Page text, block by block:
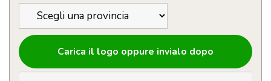
Carica il logo oppure invialo dopo